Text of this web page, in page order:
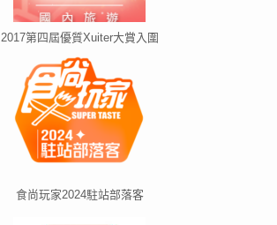
2017第四屆優質Xuiter大賞入圍
食尚玩家2024駐站部落客